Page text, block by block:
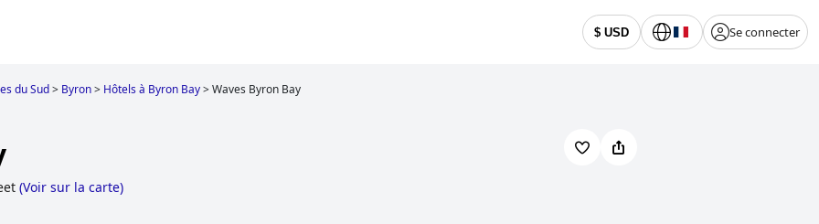
$ USD Se connecter
du Sud> Byron> Hôtels à Byron Bay>Waves Byron Bay
(Voir sur la carte)